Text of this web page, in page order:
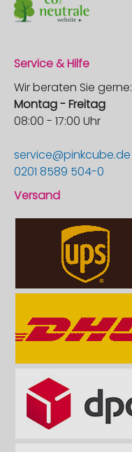
Service & Hilfe
Wir beraten Sie gerne:
Montag - Freitag
08:00 - 17:00 Uhr
service@pinkcube.de
0201 8589 504-0
Versand